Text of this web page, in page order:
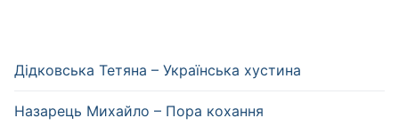
Дідковська Тетяна – Українська хустина
Назарець Михайло – Пора кохання